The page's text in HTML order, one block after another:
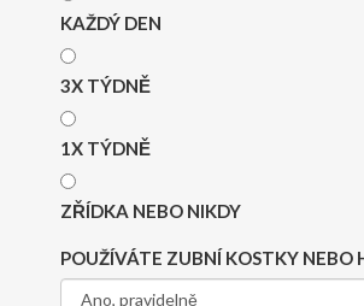
KAŽDÝ DEN
3X TÝDNĚ
1X TÝDNĚ
ZŘÍDKA NEBO NIKDY
POUŽÍVÁTE ZUBNÍ KOSTKY NEBO